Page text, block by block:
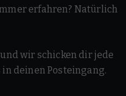
erfahren? Natürlich
wir schicken dir jede
deinen Posteingang.